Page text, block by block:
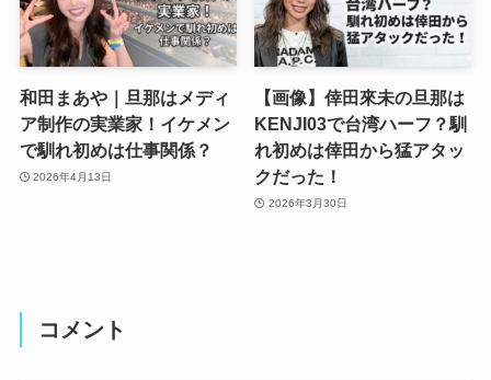
和田まあや｜旦那はメディ
ア制作の実業家！イケメン
で馴れ初めは仕事関係？
2026年4月13日
【画像】倖田來未の旦那は
KENJI03で台湾ハーフ？馴
れ初めは倖田から猛アタッ
クだった！
2026年3月30日
コメント